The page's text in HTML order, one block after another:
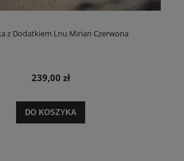
z Dodatkiem Lnu Mirian Czerwona
239,00 zł
DO KOSZYKA